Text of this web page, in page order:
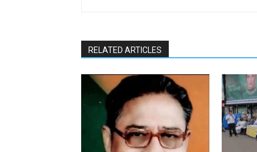
RELATED ARTICLES